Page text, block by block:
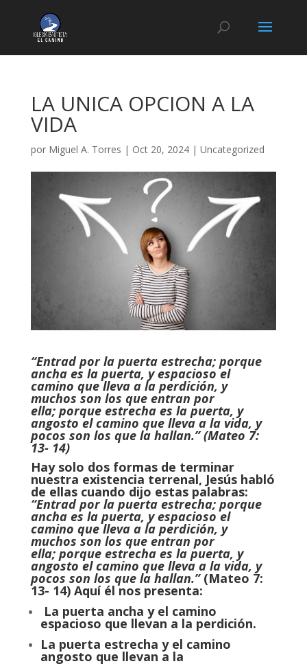
LA UNICA OPCION A LA
VIDA
por Miguel A. Torres | Oct 20, 2024| Uncategorized
“Entrad por la puerta estrecha; porque
ancha es la puerta, y espacioso el
camino que lleva a la perdición, y
muchos son los que entran por
ella; porque estrecha es la puerta, y
angosto el camino que lleva a la vida, y
pocos son los que la hallan.” (Mateo 7:
13- 14)
Hay solo dos formas de terminar
nuestra existencia terrenal, Jesús habló
de ellas cuando dijo estas palabras:
“Entrad por la puerta estrecha; porque
ancha es la puerta, y espacioso el
camino que lleva a la perdición, y
muchos son los que entran por
ella; porque estrecha es la puerta, y
angosto el camino que lleva a la vida, y
pocos son los que la hallan.” (Mateo 7:
13- 14) Aquí él nos presenta:
La puerta ancha y el camino
espacioso que llevan a la perdición.
La puerta estrecha y el camino
angosto que llevan a la